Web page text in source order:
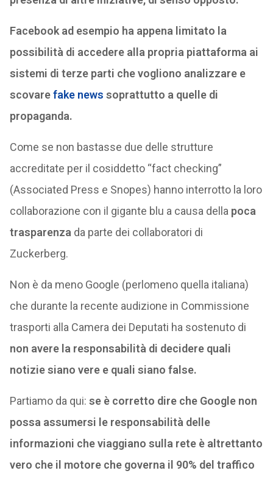
Facebook ad esempio ha appena limitato la
possibilità di accedere alla propria piattaforma ai
sistemi di terze parti che vogliono analizzare e
scovarefake news soprattutto a quelle di
propaganda.
Come se non bastasse due delle strutture
accreditate per il cosiddetto “fact checking”
(Associated Press e Snopes) hanno interrotto la loro
collaborazione con il gigante blu a causa della poca
trasparenza da parte dei collaboratori di
Zuckerberg.
Non è da meno Google (perlomeno quella italiana)
che durante la recente audizione in Commissione
trasporti alla Camera dei Deputati ha sostenuto di
non avere la responsabilità di decidere quali
notizie siano vere e quali siano false.
Partiamo da qui: se è corretto dire che Google non
possa assumersi le responsabilità delle
informazioni che viaggiano sulla rete è altrettanto
vero che il motore che governa il 90% del traffico